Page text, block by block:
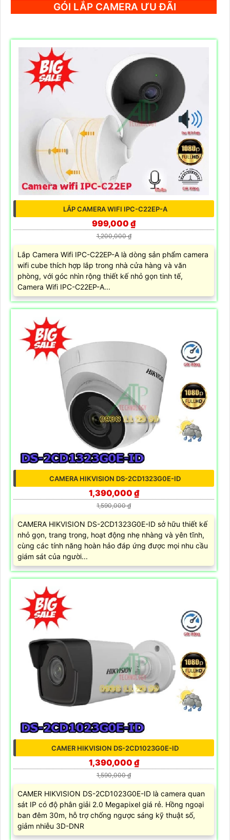
GÓI LẮP CAMERA ƯU ĐÃI
LẮP CAMERA WIFI IPC-C22EP-A
999,000 ₫
1,200,000 ₫
Lắp Camera Wifi IPC-C22EP-A là dòng sản phẩm camera
wifi cube thích hợp lắp trong nhà cửa hàng và văn
phòng, với góc nhìn rộng thiết kế nhỏ gọn tinh tế,
Camera Wifi IPC-C22EP-A...
CAMERA HIKVISION DS-2CD1323G0E-ID
1,390,000 ₫
1,590,000 ₫
CAMERA HIKVISION DS-2CD1323G0E-ID sở hữu thiết kế
nhỏ gọn, trang trọng, hoạt động nhẹ nhàng và yên tĩnh,
cùng các tính năng hoàn hảo đáp ứng được mọi nhu cầu
giám sát của người...
CAMER HIKVISION DS-2CD1023G0E-ID
1,390,000 ₫
1,590,000 ₫
CAMER HIKVISION DS-2CD1023G0E-ID là camera quan
sát IP có độ phân giải 2.0 Megapixel giá rẻ. Hồng ngoại
ban đêm 30m, hỗ trợ chống ngược sáng kỹ thuật số,
giảm nhiễu 3D-DNR